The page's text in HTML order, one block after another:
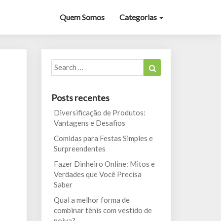
Quem Somos Categorias
Search
for:
Posts recentes
Diversificação de Produtos:
Vantagens e Desafios
Comidas para Festas Simples e
Surpreendentes
Fazer Dinheiro Online: Mitos e
Verdades que Você Precisa
Saber
Qual a melhor forma de
combinar tênis com vestido de